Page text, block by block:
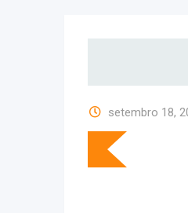
setembro 18,